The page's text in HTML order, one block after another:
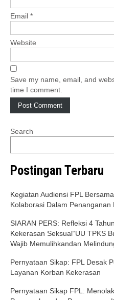
Email *
Website
Save my name, email, and
time I comment.
Search
Postingan Terbaru
Kegiatan Audiensi FPL
Kolaborasi Dalam Penanganan
SIARAN PERS: Refleksi 4
Kekerasan Seksual“UU TPKS
Wajib Memulihkandan
Pernyataan Sikap: FPL Desak
Layanan Korban Kekerasan
Pernyataan Sikap FPL: